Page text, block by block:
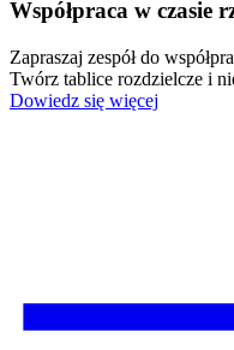
Współpraca w czasie
Zapraszaj zespół do
Twórz tablice rozdzielcze i
Dowiedz się więcej